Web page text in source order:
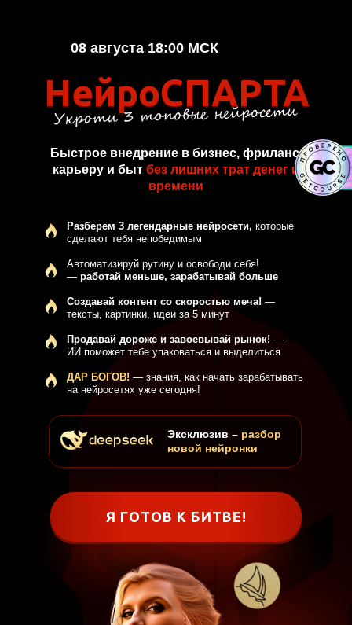
НейроСПАРТА
НейроСПАРТА
Разберем 3 легендарные нейросети, которые
сделают тебя непобедимым
Автоматизируй рутину и освободи себя!
— работай меньше, зарабатывай больше
Создавай контент со скоростью меча! —
тексты, картинки, идеи за 5 минут
Продавай дороже и завоевывай рынок! —
ИИ поможет тебе упаковаться и выделиться
ДАР БОГОВ! — знания, как начать зарабатывать
на нейросетях уже сегодня!
08 августа 18:00 МСК
Я ГОТОВ К БИТВЕ!
Эксклюзив – разбор
новой нейронки
Быстрое внедрение в бизнес, фриланс,
карьеру и быт без лишних трат денег и
времени